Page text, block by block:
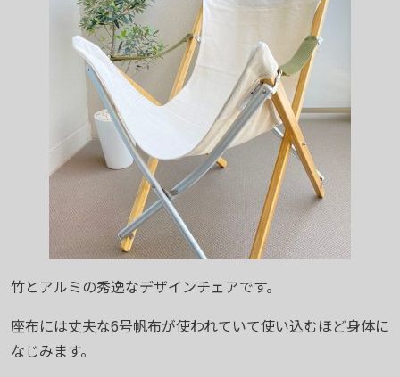
竹とアルミの秀逸なデザインチェアです。
座布には丈夫な6号帆布が使われていて使い込むほど身体に
なじみます。